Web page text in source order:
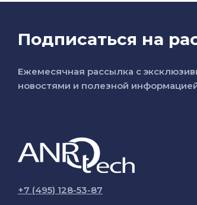
Подписаться на
Ежемесячная рассылка с
новостями и полезной
+7 (495) 128-53-87